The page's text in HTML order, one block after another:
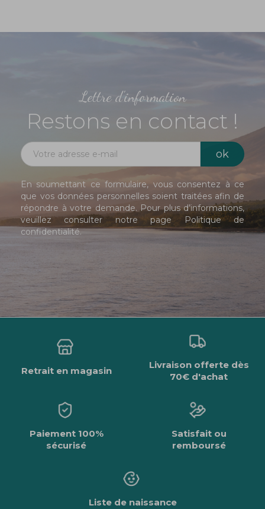
Lettre d'information
Restons en contact !
En soumettant ce formulaire, vous consentez à ce
que vos données personnelles soient traitées afin de
répondre à votre demande. Pour plus d’informations,
veuillez consulter notre page Politique de
confidentialité.
Retrait en magasin
Livraison offerte dès
70€ d'achat
Paiement 100%
sécurisé
Satisfait ou
remboursé
Liste de naissance